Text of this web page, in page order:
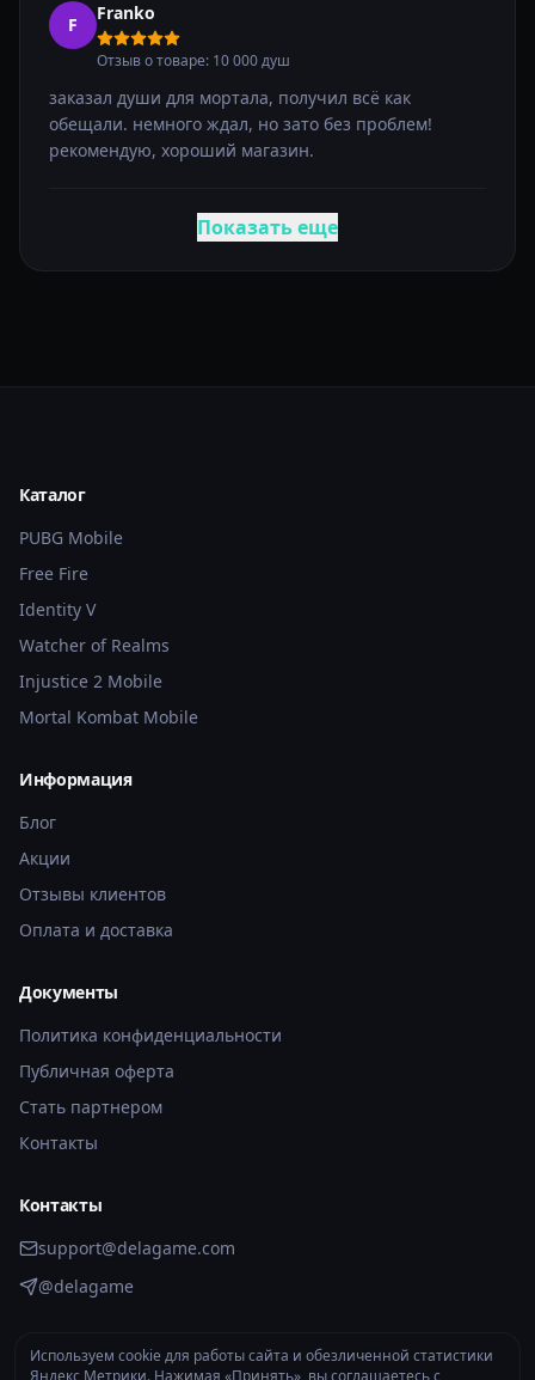
F
Franko
Отзыв о товаре: 10 000 душ
заказал души для мортала, получил всё как
обещали. немного ждал, но зато без проблем!
рекомендую, хороший магазин.
Показать еще
Каталог
PUBG Mobile
Free Fire
Identity V
Watcher of Realms
Injustice 2 Mobile
Mortal Kombat Mobile
Информация
Блог
Акции
Отзывы клиентов
Оплата и доставка
Документы
Политика конфиденциальности
Публичная оферта
Стать партнером
Контакты
Контакты
support@delagame.com
@delagame
Используем cookie для работы сайта и обезличенной статистики
Яндекс Метрики. Нажимая «Принять», вы соглашаетесь с